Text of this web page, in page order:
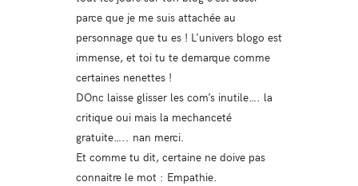
parce que je me suis attachée au
personnage que tu es ! L’univers blogo est
immense, et toi tu te demarque comme
certaines nenettes !
DOnc laisse glisser les com’s inutile…. la
critique oui mais la mechanceté
gratuite….. nan merci.
Et comme tu dit, certaine ne doive pas
connaitre le mot : Empathie.